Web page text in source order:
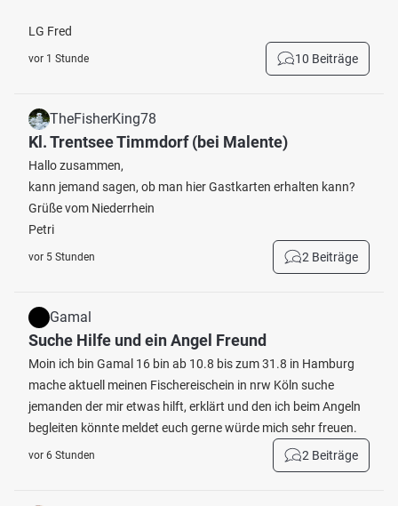
LG Fred
vor 1 Stunde 10 Beiträge
TheFisherKing78
Kl. Trentsee Timmdorf (bei Malente)
Hallo zusammen,
kann jemand sagen, ob man hier Gastkarten erhalten kann?
Grüße vom Niederrhein
Petri
vor 5 Stunden 2 Beiträge
Gamal
Suche Hilfe und ein Angel Freund
Moin ich bin Gamal 16 bin ab 10.8 bis zum 31.8 in Hamburg
mache aktuell meinen Fischereischein in nrw Köln suche
jemanden der mir etwas hilft, erklärt und den ich beim Angeln
begleiten könnte meldet euch gerne würde mich sehr freuen.
vor 6 Stunden 2 Beiträge